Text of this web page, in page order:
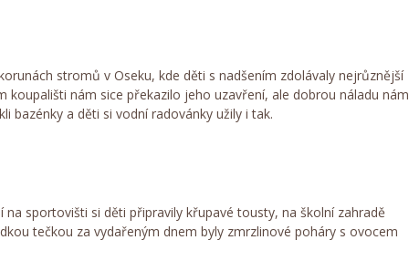
stromů v Oseku, kde děti s nadšením zdolávaly nejrůznější
koupališti nám sice překazilo jeho uzavření, ale dobrou náladu nám
bazénky a děti si vodní radovánky užily i tak.
sportovišti si děti připravily křupavé tousty, na školní zahradě
tečkou za vydařeným dnem byly zmrzlinové poháry s ovocem